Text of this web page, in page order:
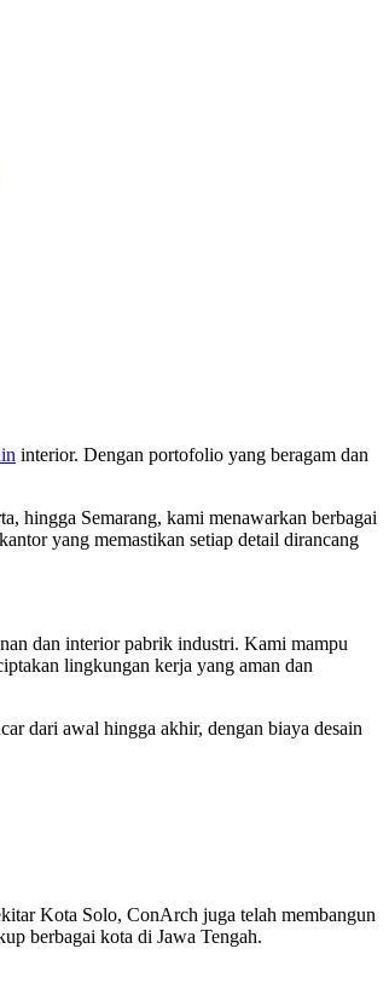
interior. Dengan portofolio yang beragam dan
hingga Semarang, kami menawarkan berbagai
yang memastikan setiap detail dirancang
dan interior pabrik industri. Kami mampu
lingkungan kerja yang aman dan
dari awal hingga akhir, dengan biaya desain
Kota Solo, ConArch juga telah membangun
berbagai kota di Jawa Tengah.